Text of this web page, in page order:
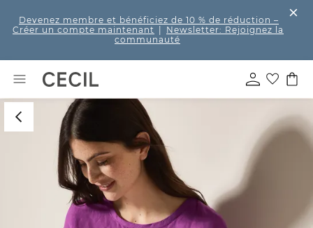
Devenez membre et bénéficiez de 10 % de réduction –
Créer un compte maintenant
Newsletter: Rejoignez la
communauté